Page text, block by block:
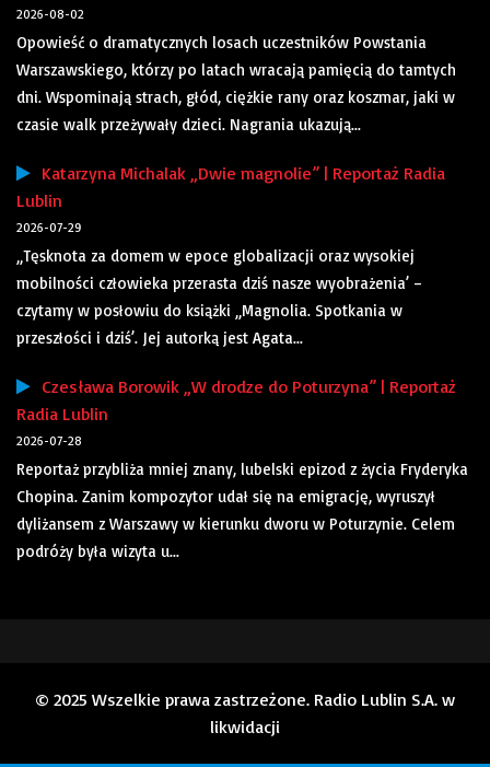
2026-08-02
Opowieść o dramatycznych losach uczestników Powstania
Warszawskiego, którzy po latach wracają pamięcią do tamtych
dni. Wspominają strach, głód, ciężkie rany oraz koszmar, jaki w
czasie walk przeżywały dzieci. Nagrania ukazują...
Katarzyna Michalak „Dwie magnolie” | Reportaż Radia
Lublin
2026-07-29
„Tęsknota za domem w epoce globalizacji oraz wysokiej
mobilności człowieka przerasta dziś nasze wyobrażenia’ –
czytamy w posłowiu do książki „Magnolia. Spotkania w
przeszłości i dziś’. Jej autorką jest Agata...
Czesława Borowik „W drodze do Poturzyna” | Reportaż
Radia Lublin
2026-07-28
Reportaż przybliża mniej znany, lubelski epizod z życia Fryderyka
Chopina. Zanim kompozytor udał się na emigrację, wyruszył
dyliżansem z Warszawy w kierunku dworu w Poturzynie. Celem
podróży była wizyta u...
© 2025 Wszelkie prawa zastrzeżone. Radio Lublin S.A. w
likwidacji